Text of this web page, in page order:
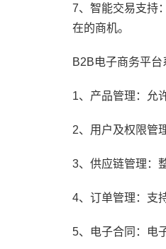
7、智能交易支持
在的商机。
B2B电子商务平台
1、产品管理：允
2、用户及权限管
3、供应链管理：
4、订单管理：支
5、电子合同：电